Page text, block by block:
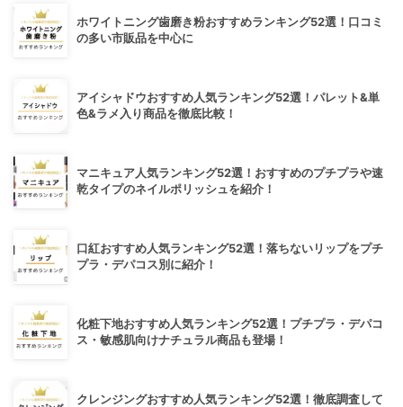
ホワイトニング歯磨き粉おすすめランキング52選！口コミ
の多い市販品を中心に
アイシャドウおすすめ人気ランキング52選！パレット&単
色&ラメ入り商品を徹底比較！
マニキュア人気ランキング52選！おすすめのプチプラや速
乾タイプのネイルポリッシュを紹介！
口紅おすすめ人気ランキング52選！落ちないリップをプチ
プラ・デパコス別に紹介！
化粧下地おすすめ人気ランキング52選！プチプラ・デパコ
ス・敏感肌向けナチュラル商品も登場！
クレンジングおすすめ人気ランキング52選！徹底調査して